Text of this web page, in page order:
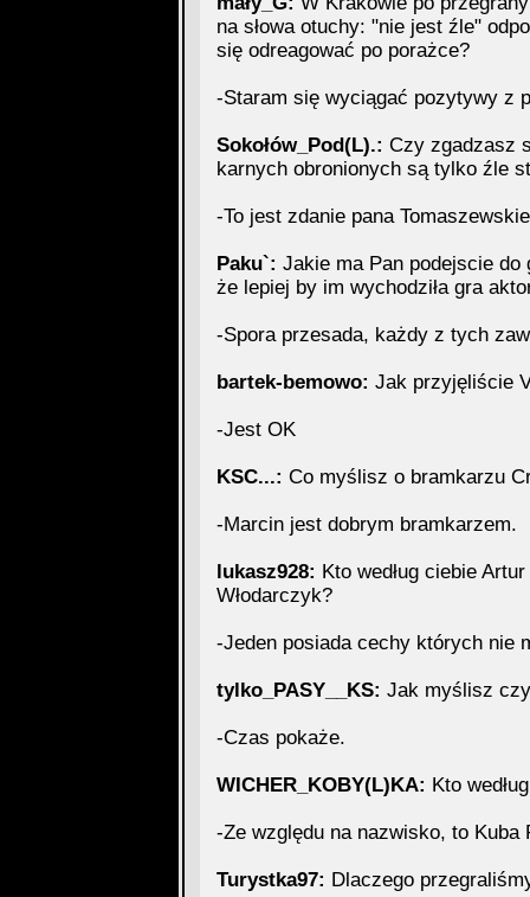
na słowa otuchy: "nie jest źle"
się odreagować po porażce?
-Staram się wyciągać pozytywy z
Sokołów_Pod(L).: Czy zgadzasz
karnych obronionych są tylko źle
-To jest zdanie pana
Paku`: Jakie ma Pan podejscie do
że lepiej by im wychodziła gra
-Spora przesada, każdy z tych
bartek-bemowo: Jak przyjęliście
-Jest OK
KSC...: Co myślisz o bramkarzu
-Marcin jest dobrym bramkarzem.
lukasz928: Kto według ciebie
Włodarczyk?
-Jeden posiada cechy których nie
tylko_PASY__KS: Jak myślisz
-Czas pokaże.
WICHER_KOBY(L)KA: Kto
-Ze względu na nazwisko, to Kuba
Turystka97: Dlaczego